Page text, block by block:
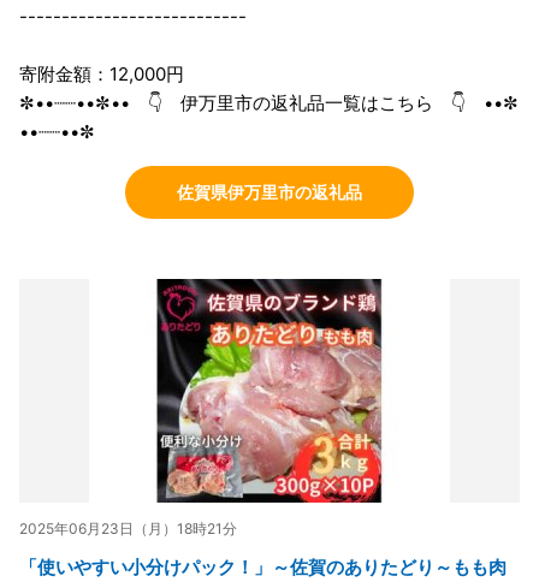
---------------------------
寄附金額：12,000円
✼••┈┈••✼•• 👇 伊万里市の返礼品一覧はこちら 👇 ••✼
••┈┈••✼
佐賀県伊万里市の返礼品
2025年06月23日（月）18時21分
「使いやすい小分けパック！」～佐賀のありたどり～もも肉